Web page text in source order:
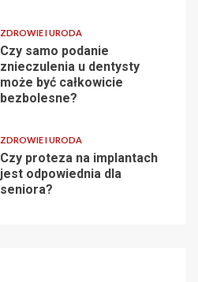
ZDROWIE I URODA
Czy samo podanie
znieczulenia u dentysty
może być całkowicie
bezbolesne?
ZDROWIE I URODA
Czy proteza na implantach
jest odpowiednia dla
seniora?